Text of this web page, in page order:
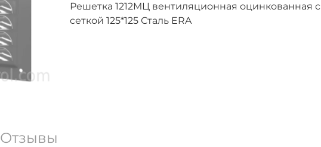
Решетка 1212МЦ вентиляционная оцинкованная с
сеткой 125*125 Сталь ERA
Отзывы